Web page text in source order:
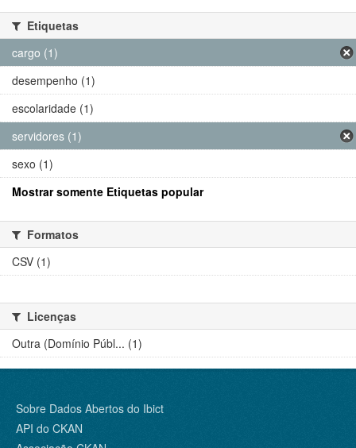
Etiquetas
cargo (1)
desempenho (1)
escolaridade (1)
servidores (1)
sexo (1)
Mostrar somente Etiquetas popular
Formatos
CSV (1)
Licenças
Outra (Domínio Públ... (1)
Sobre Dados Abertos do Ibict
API do CKAN